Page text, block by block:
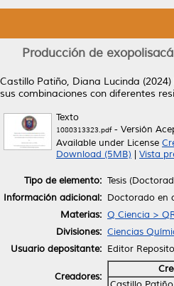
Producción de
Castillo Patiño, Diana Lucinda (2024)
sus combinaciones con diferentes
Texto
1080313323.pdf- Versión
Available under License
Download (5MB)
Vista
Tipo de elemento: Tesis
Información adicional: Doctorado en
Materias: Q Ciencia >
Divisiones: Ciencias
Usuario depositante: Editor
Creadores: